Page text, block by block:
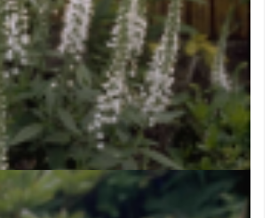
Aar-ereprijs
Veronica spicata 'Icicle'